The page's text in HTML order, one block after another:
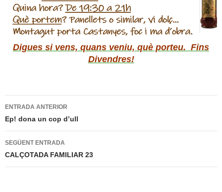
Digues si vens, quans veniu, què porteu. Fins
Divendres!
Navegació
per
les
entrades
ENTRADA ANTERIOR
Ep! dona un cop d’ull
SEGÜENT ENTRADA
CALÇOTADA FAMILIAR 23